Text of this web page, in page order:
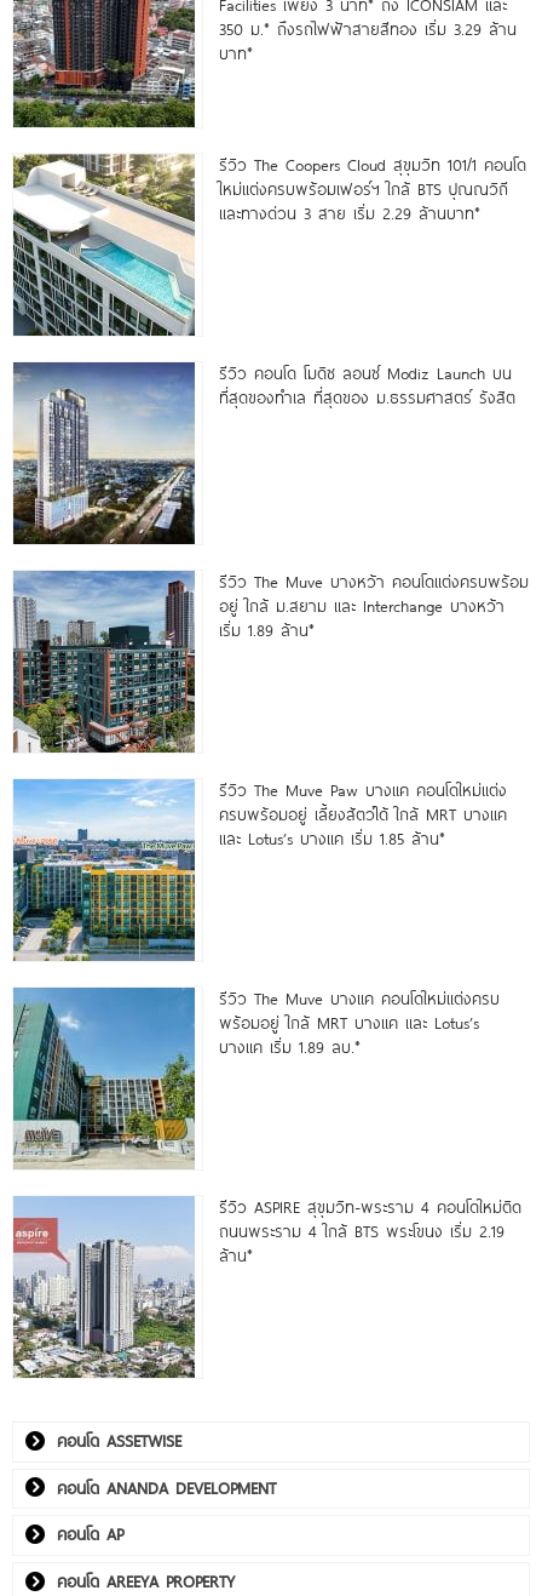
350 ม.* ถึงรถไฟฟ้าสายสีทอง เริ่ม 3.29 ล้าน
บาท*
รีวิว The Coopers Cloud สุขุมวิท 101/1 คอนโด
ใหม่แต่งครบพร้อมเฟอร์ฯ ใกล้ BTS ปุณณวิถี
และทางด่วน 3 สาย เริ่ม 2.29 ล้านบาท*
รีวิว คอนโด โมดิซ ลอนซ์ Modiz Launch บน
ที่สุดของทำเล ที่สุดของ ม.ธรรมศาสตร์ รังสิต
รีวิว The Muve บางหว้า คอนโดแต่งครบพร้อม
อยู่ ใกล้ ม.สยาม และ Interchange บางหว้า
เริ่ม 1.89 ล้าน*
รีวิว The Muve Paw บางแค คอนโดใหม่แต่ง
ครบพร้อมอยู่ เลี้ยงสัตว์ได้ ใกล้ MRT บางแค
และ Lotus’s บางแค เริ่ม 1.85 ล้าน*
รีวิว The Muve บางแค คอนโดใหม่แต่งครบ
พร้อมอยู่ ใกล้ MRT บางแค และ Lotus’s
บางแค เริ่ม 1.89 ลบ.*
รีวิว ASPIRE สุขุมวิท-พระราม 4 คอนโดใหม่ติด
ถนนพระราม 4 ใกล้ BTS พระโขนง เริ่ม 2.19
ล้าน*
คอนโด ASSETWISE
คอนโด ANANDA DEVELOPMENT
คอนโด AP
คอนโด AREEYA PROPERTY